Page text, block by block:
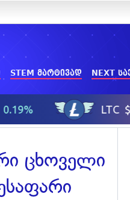
STEM მარტივად NEXT
ცხოველი